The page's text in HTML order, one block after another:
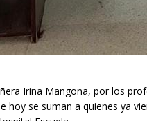
Irina Mangona, por los
hoy se suman a quienes ya